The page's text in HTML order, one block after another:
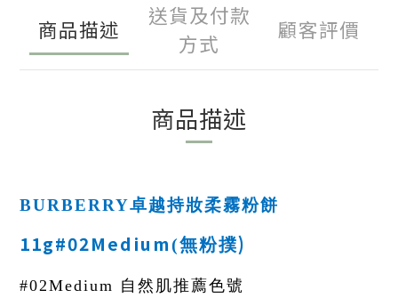
商品描述
送貨及付款
方式
顧客評價
商品描述
BURBERRY卓越持妝柔霧粉餅
11g#02Medium(無粉撲)
#02Medium 自然肌推薦色號